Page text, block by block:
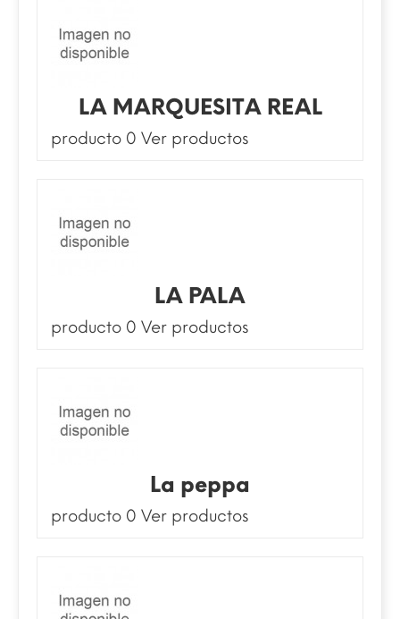
LA MARQUESITA REAL
producto 0 Ver productos
LA PALA
producto 0 Ver productos
La peppa
producto 0 Ver productos